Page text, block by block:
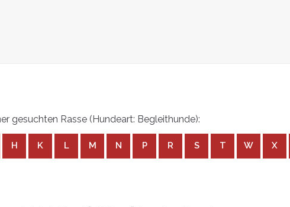
gesuchten Rasse (Hundeart: Begleithunde):
H K L M N P R S T W X